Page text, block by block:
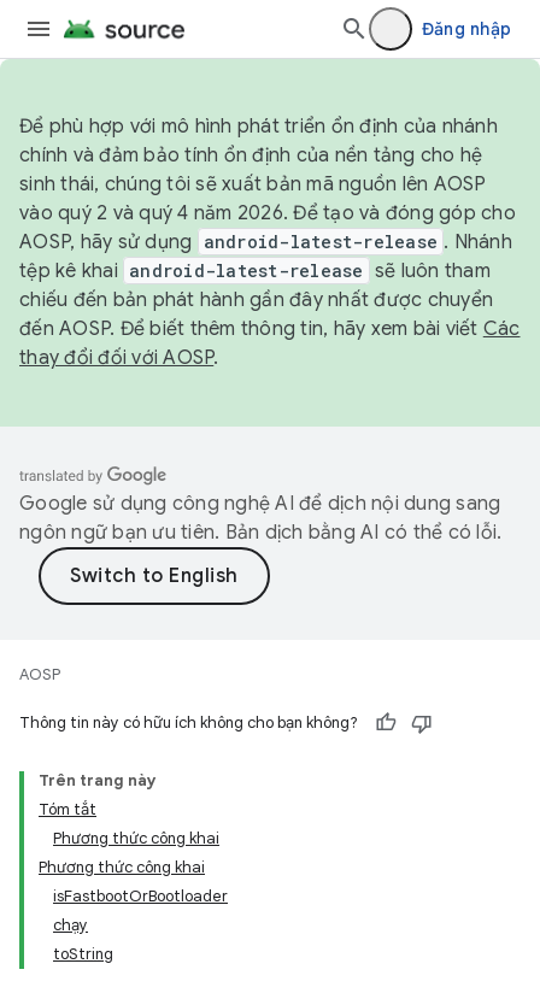
Đăng nhập
Để phù hợp với mô hình phát triển ổn định của nhánh
chính và đảm bảo tính ổn định của nền tảng cho hệ
sinh thái, chúng tôi sẽ xuất bản mã nguồn lên AOSP
vào quý 2 và quý 4 năm 2026. Để tạo và đóng góp cho
AOSP, hãy sử dụng
android-latest-release . Nhánh
tệp kê khai android-latest-release sẽ luôn tham
chiếu đến bản phát hành gần đây nhất được chuyển
đến AOSP. Để biết thêm thông tin, hãy xem bài viết Các
thay đổi đối với AOSP.
Google sử dụng công nghệ AI để dịch nội dung sang
ngôn ngữ bạn ưu tiên. Bản dịch bằng AI có thể có lỗi.
AOSP
Thông tin này có hữu ích không cho bạn không?
Trên trang này
Tóm tắt
Phương thức công khai
Phương thức công khai
isFastbootOrBootloader
chạy
toString